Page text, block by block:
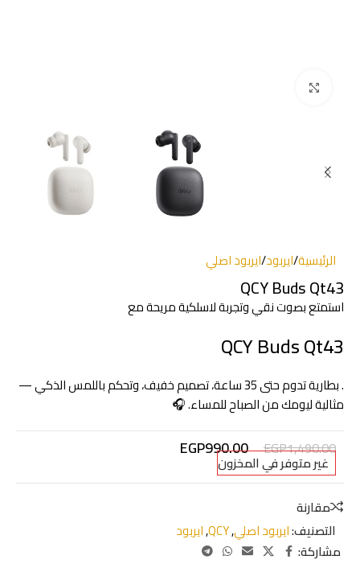
الرئيسية/ايربود/ايربود اصلي
QCY Buds Qt43
استمتع بصوت نقي وتجربة لاسلكية مريحة مع
QCY Buds Qt43
. بطارية تدوم حتى 35 ساعة، تصميم خفيف، وتحكم باللمس الذكي —
مثالية ليومك من الصباح للمساء. 🎧
EGP1,490.00
EGP990.00
غير متوفر في المخزون
مقارنة
التصنيف:ايربود اصلي,
QCY
,ايربود
مشاركة: